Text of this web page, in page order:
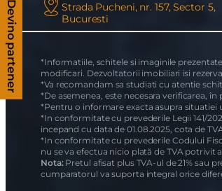
Strada Pucheni, nr. 157, Sector 5,
Bucuresti
*Informatiile, schitele si imaginile
modificari. Dezvoltatorii imobiliari isi
*Va recomandam sa studiati cu atentie
*De asemenea, este necesara verificarea,
*Pentru o informare exacta asupra
*In conformitate cu prevederile Legii 141/
incepand cu data de 01.08.2025, cota de
*In conformitate cu prevederile Codului
nu se va efectua nicio plată de TVA potrivit
Nota:Pretul afisat plus TVA-ul de 21% sau
cumparatorul va suporta integral orice
Devino partener